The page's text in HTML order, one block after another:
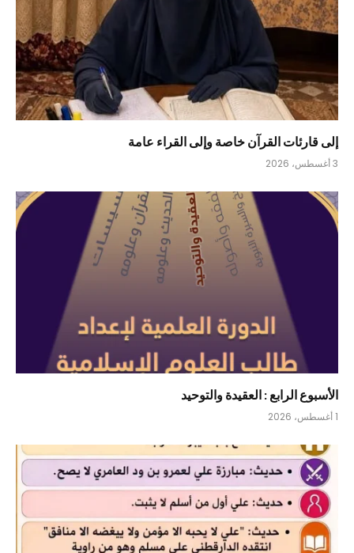
إلى قارئات القرآن خاصة وإلى القراء عامة
3 أغسطس، 2026
الأسبوع الرابع : العقيدة والتوحيد
1 أغسطس، 2026